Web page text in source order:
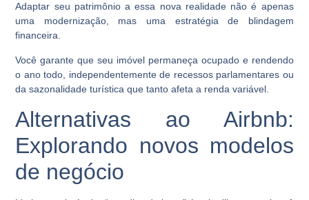
Adaptar seu patrimônio a essa nova realidade não é apenas
uma modernização, mas uma estratégia de blindagem
financeira.
Você garante que seu imóvel permaneça ocupado e rendendo
o ano todo, independentemente de recessos parlamentares ou
da sazonalidade turística que tanto afeta a renda variável.
Alternativas ao Airbnb:
Explorando novos modelos
de negócio